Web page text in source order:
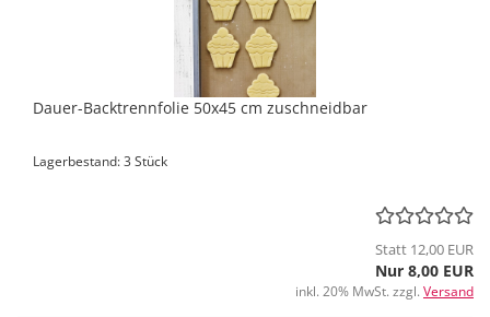
Dauer-Backtrennfolie 50x45 cm zuschneidbar
Lagerbestand: 3 Stück
Statt 12,00 EUR
Nur 8,00 EUR
inkl. 20% MwSt. zzgl. Versand